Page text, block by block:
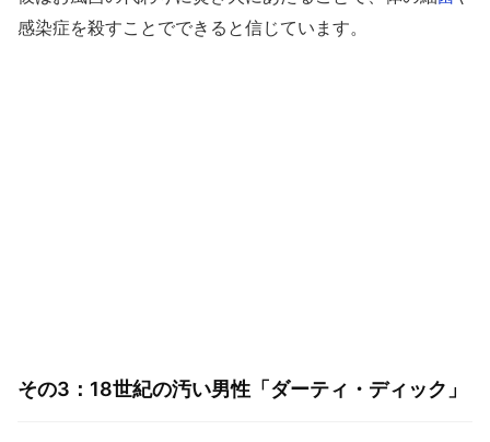
感染症を殺すことでできると信じています。
その3：18世紀の汚い男性「ダーティ・ディック」